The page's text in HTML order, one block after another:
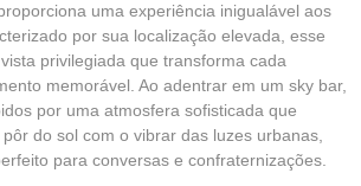
uma experiência inigualável aos
por sua localização elevada, esse
privilegiada que transforma cada
memorável. Ao adentrar em um sky bar,
por uma atmosfera sofisticada que
do sol com o vibrar das luzes urbanas,
para conversas e confraternizações.